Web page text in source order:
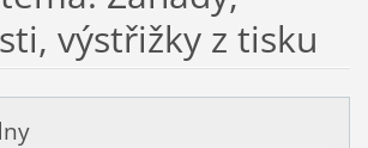
výstřižky z tisku